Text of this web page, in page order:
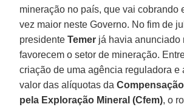
mineração no país, que vai cobrando
vez maior neste Governo. No fim de
presidenteTemer já havia anunciado
favorecem o setor de mineração.
criação de uma agência reguladora e
valor das alíquotas da
pela Exploração Mineral (Cfem), o